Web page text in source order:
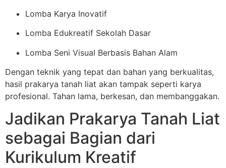
Lomba Karya Inovatif
Lomba Edukreatif Sekolah Dasar
Lomba Seni Visual Berbasis Bahan Alam
Dengan teknik yang tepat dan bahan yang berkualitas,
hasil prakarya tanah liat akan tampak seperti karya
profesional. Tahan lama, berkesan, dan membanggakan.
Jadikan Prakarya Tanah Liat
sebagai Bagian dari
Kurikulum Kreatif